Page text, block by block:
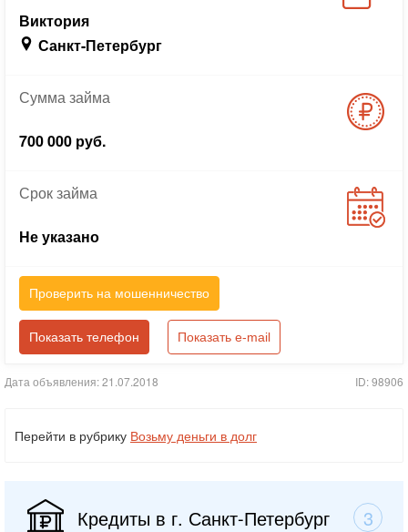
Виктория
Санкт-Петербург
Суммазайма
700 000 руб.
Срокзайма
Не указано
Проверить на мошенничество
Показать телефон Показать e-mail
Дата объявления: 21.07.2018 ID: 98906
Перейти в рубрику Возьму деньги в долг
Кредиты в г. Санкт-Петербург 3